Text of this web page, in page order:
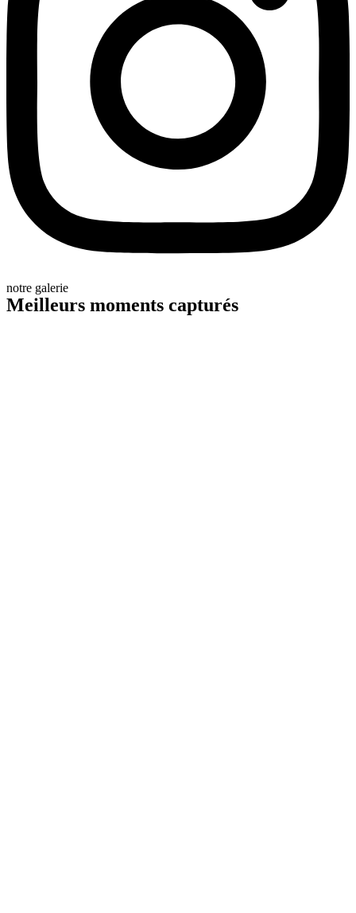
notre galerie
Meilleurs moments capturés